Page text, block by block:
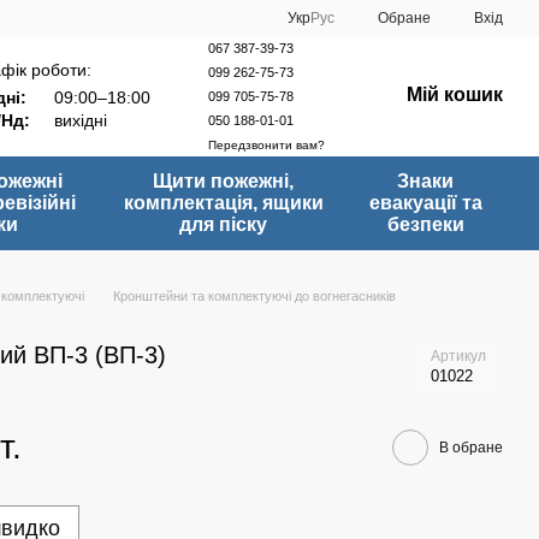
УкрРус Обране Вхід
роботи:
09:00–18:00
вихідні
067 387-39-73
099 262-75-73
099 705-75-78
050 188-01-01
Передзвонити вам?
Мій кошик
Щити пожежні,
комплектація, ящики
для піску
Знаки
евакуації та
безпеки
Кронштейни та комплектуючі до вогнегасників
ВП-3 (ВП-3) Артикул
01022
В обране